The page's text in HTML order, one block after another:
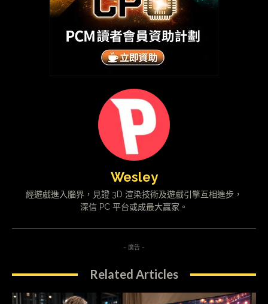
Wesley
經遊戲進入腦界，見證 3D 渲染技術及遊戲引擎互相進步，
深信 PC 平台或成最大贏家。
- 廣告 -
Related Articles